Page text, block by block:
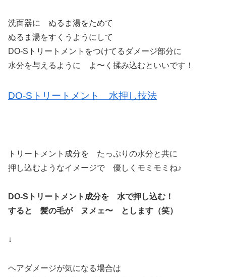
洗面器に ぬるま湯をためて
ぬるま湯をすくうようにして
DO-Sトリートメントをつけてるダメージ部分に
水分を与えるように よ〜く揉み込むといいです！
DO-Sトリートメント 水押し技法
トリートメント成分を たっぷりの水分と共に
押し込むようなイメージで 優しくモミモミね♪
DO-Sトリートメント成分を 水で押し込む！
すると 髪の毛が ヌメェ〜 とします（笑）
↓
ヘアダメージが気になる場合は